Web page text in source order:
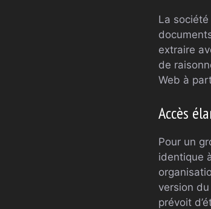
La
extraire
de
Web à
Accès
Pour un
identique
version
prévoit